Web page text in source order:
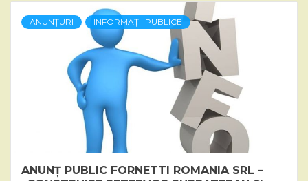
ANUNȚURI INFORMAȚII PUBLICE
ANUNȚ PUBLIC FORNETTI ROMANIA SRL –